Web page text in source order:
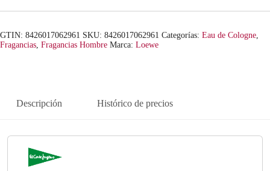
GTIN: 8426017062961 SKU: 8426017062961 Categorías: Eau de Cologne
Fragancias Fragancias Hombre Marca: Loewe
Descripción Histórico de precios